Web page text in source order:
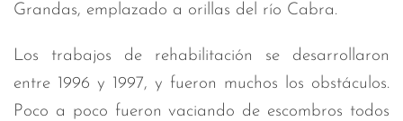
Grandas, emplazado a orillas del río Cabra.
Los trabajos de rehabilitación se desarrollaron
entre 1996 y 1997, y fueron muchos los obstáculos.
Poco a poco fueron vaciando de escombros todos